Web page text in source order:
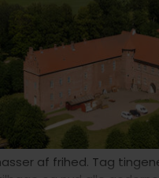
af frihed. Tag